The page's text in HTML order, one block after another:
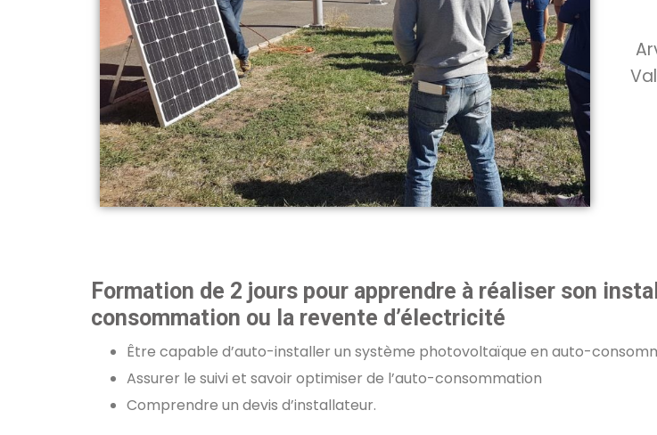
Formation de 2 jours pour apprendre à réaliser son
consommation ou la revente d’électricité
Être capable d’auto-installer un système photovoltaïque en auto-
Assurer le suivi et savoir optimiser de l’auto-consommation
Comprendre un devis d’installateur.